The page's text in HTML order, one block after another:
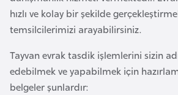
hızlı ve kolay bir şekilde
temsilcilerimizi arayabilirsiniz.
Tayvan evrak tasdik işlemlerini sizin
edebilmek ve yapabilmek için
belgeler şunlardır:
e
y
B